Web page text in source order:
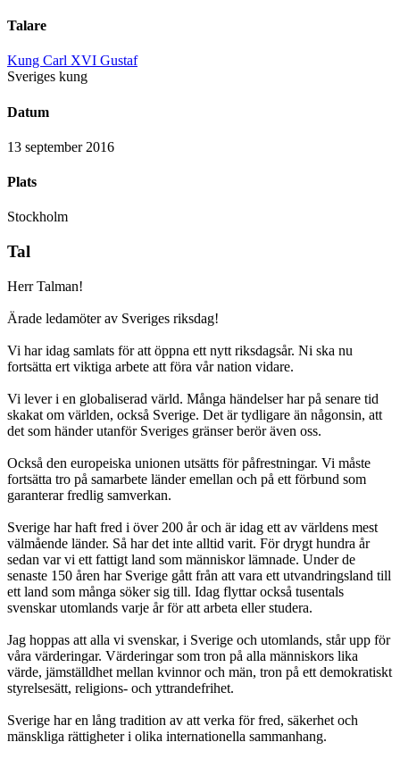
Talare
Kung Carl XVI Gustaf
Sveriges kung
Datum
13 september 2016
Plats
Stockholm
Tal
Herr Talman!
Ärade ledamöter av Sveriges riksdag!
Vi har idag samlats för att öppna ett nytt riksdagsår. Ni ska nu
fortsätta ert viktiga arbete att föra vår nation vidare.
Vi lever i en globaliserad värld. Många händelser har på senare tid
skakat om världen, också Sverige. Det är tydligare än någonsin, att
det som händer utanför Sveriges gränser berör även oss.
Också den europeiska unionen utsätts för påfrestningar. Vi måste
fortsätta tro på samarbete länder emellan och på ett förbund som
garanterar fredlig samverkan.
Sverige har haft fred i över 200 år och är idag ett av världens mest
välmående länder. Så har det inte alltid varit. För drygt hundra år
sedan var vi ett fattigt land som människor lämnade. Under de
senaste 150 åren har Sverige gått från att vara ett utvandringsland till
ett land som många söker sig till. Idag flyttar också tusentals
svenskar utomlands varje år för att arbeta eller studera.
Jag hoppas att alla vi svenskar, i Sverige och utomlands, står upp för
våra värderingar. Värderingar som tron på alla människors lika
värde, jämställdhet mellan kvinnor och män, tron på ett demokratiskt
styrelsesätt, religions- och yttrandefrihet.
Sverige har en lång tradition av att verka för fred, säkerhet och
mänskliga rättigheter i olika internationella sammanhang.